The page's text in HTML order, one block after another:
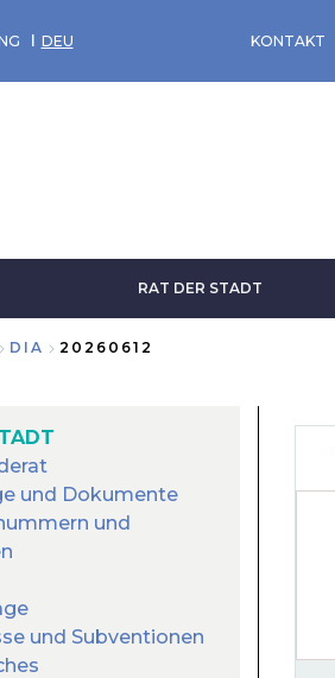
DEU KONTAKT
RAT DER STADT
DIA 20260612
und Dokumente
und
und Subventionen